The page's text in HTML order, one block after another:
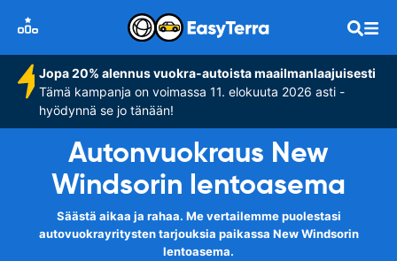
Jopa 20% alennus vuokra-autoista maailmanlaajuisesti
Tämä kampanja on voimassa 11. elokuuta 2026 asti -
hyödynnä se jo tänään!
Autonvuokraus New
Windsorin lentoasema
Säästä aikaa ja rahaa. Me vertailemme puolestasi
autovuokrayritysten tarjouksia paikassa New Windsorin
lentoasema.